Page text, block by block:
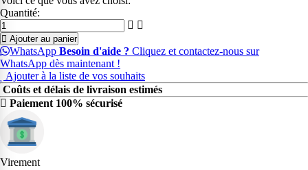
Quantité:
Ajouter au panier
WhatsApp Besoin d'aide ? Cliquez et contactez-nous sur
WhatsApp dès maintenant !
Ajouter à la liste de vos souhaits
Coûts et délais de livraison estimés
Paiement 100% sécurisé
Virement